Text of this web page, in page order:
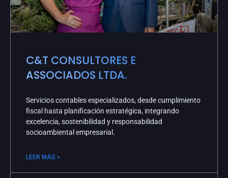
C&T CONSULTORES E
ASSOCIADOS LTDA.
Servicios contables especializados, desde cumplimiento
fiscal hasta planificación estratégica, integrando
excelencia, sostenibilidad y responsabilidad
socioambiental empresarial.
LEER MÁS »